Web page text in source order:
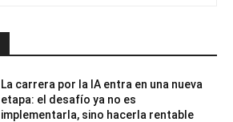
La carrera por la IA entra en una nueva
etapa: el desafío ya no es
implementarla, sino hacerla rentable